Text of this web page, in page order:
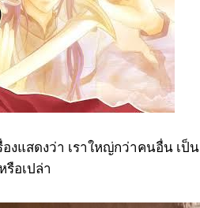
งแสดงว่า เราใหญ่กว่าคนอื่น เป็น
อเปล่า